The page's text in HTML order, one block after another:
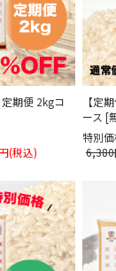
定期便 2kgコ
(税込)
【定
ース [
特別
6,380